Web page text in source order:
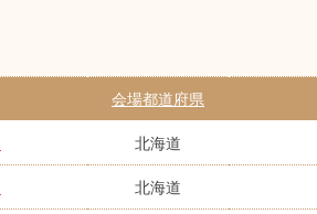
会場都道府県
北海道
北海道